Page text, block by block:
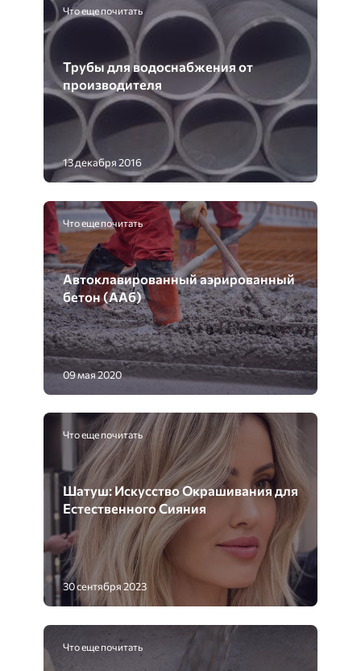
Что еще почитать
Трубы для водоснабжения от
производителя
13 декабря 2016
Что еще почитать
Автоклавированный аэрированный
бетон (ААб)
09 мая 2020
Что еще почитать
Шатуш: Искусство Окрашивания для
Естественного Сияния
30 сентября 2023
Что еще почитать